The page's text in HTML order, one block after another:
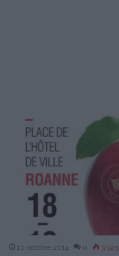
10 octobre 2014 0 3 925